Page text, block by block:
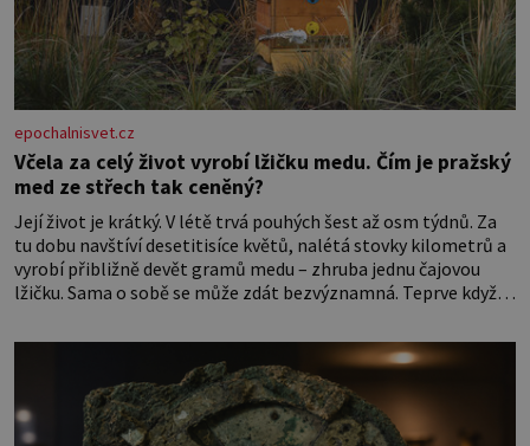
epochalnisvet.cz
Včela za celý život vyrobí lžičku medu. Čím je pražský
med ze střech tak ceněný?
Její život je krátký. V létě trvá pouhých šest až osm týdnů. Za
tu dobu navštíví desetitisíce květů, nalétá stovky kilometrů a
vyrobí přibližně devět gramů medu – zhruba jednu čajovou
lžičku. Sama o sobě se může zdát bezvýznamná. Teprve když
vznikne jeden z nejdokonalejších organismů